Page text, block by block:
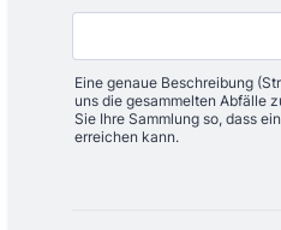
Eine genaue Beschreibung
uns die gesammelten Abfälle
Sie Ihre Sammlung so, dass
erreichen kann.